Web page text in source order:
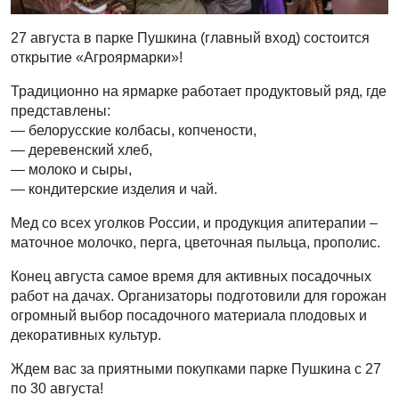
27 августа в парке Пушкина (главный вход) состоится
открытие «Агроярмарки»!
Традиционно на ярмарке работает продуктовый ряд, где
представлены:
— белорусские колбасы, копчености,
— деревенский хлеб,
— молоко и сыры,
— кондитерские изделия и чай.
Мед со всех уголков России, и продукция апитерапии –
маточное молочко, перга, цветочная пыльца, прополис.
Конец августа самое время для активных посадочных
работ на дачах. Организаторы подготовили для горожан
огромный выбор посадочного материала плодовых и
декоративных культур.
Ждем вас за приятными покупками парке Пушкина с 27
по 30 августа!